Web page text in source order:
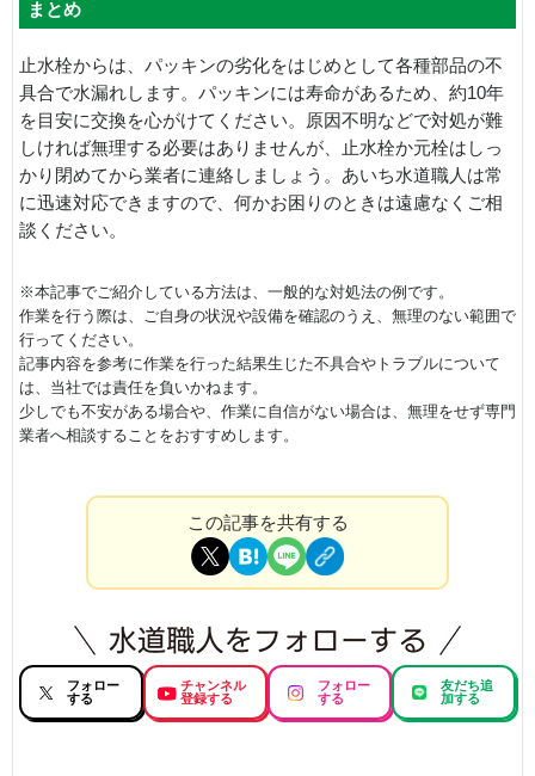
まとめ
止水栓からは、パッキンの劣化をはじめとして各種部品の不
具合で水漏れします。パッキンには寿命があるため、約10年
を目安に交換を心がけてください。原因不明などで対処が難
しければ無理する必要はありませんが、止水栓か元栓はしっ
かり閉めてから業者に連絡しましょう。あいち水道職人は常
に迅速対応できますので、何かお困りのときは遠慮なくご相
談ください。
※本記事でご紹介している方法は、一般的な対処法の例です。
作業を行う際は、ご自身の状況や設備を確認のうえ、無理のない範囲で
行ってください。
記事内容を参考に作業を行った結果生じた不具合やトラブルについて
は、当社では責任を負いかねます。
少しでも不安がある場合や、作業に自信がない場合は、無理をせず専門
業者へ相談することをおすすめします。
この記事を共有する
フォロー
する
チャンネル
登録する
フォロー
する
友だち追
加する